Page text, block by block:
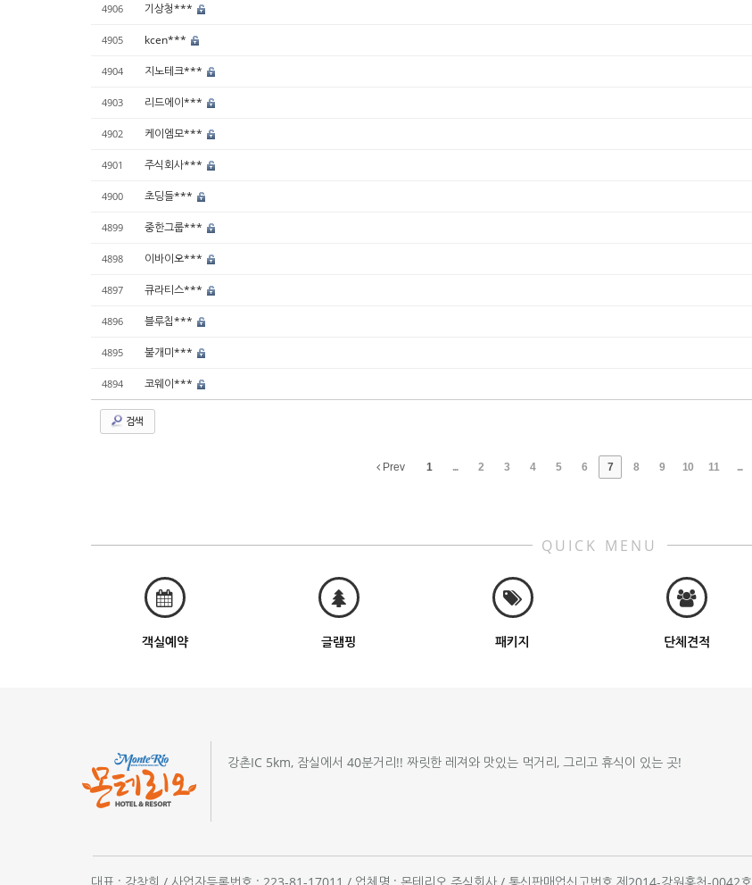
4906 기상청***
4905 kcen***
4904 지노테크***
4903 리드에이***
4902 케이엠모***
4901 주식회사***
4900 초딩들***
4899 중한그룹***
4898 이바이오***
4897 큐라티스***
4896 블루칩***
4895 불개미***
4894 코웨이***
검색
Prev 1 ... 2 3 4 5 6 7 8 9 10 11 ...
QUICK MENU
객실예약 글램핑 패키지 단체견적
강촌IC 5km, 잠실에서 40분거리!! 짜릿한 레져와 맛있는 먹거리, 그리고 휴식이 있는 곳!